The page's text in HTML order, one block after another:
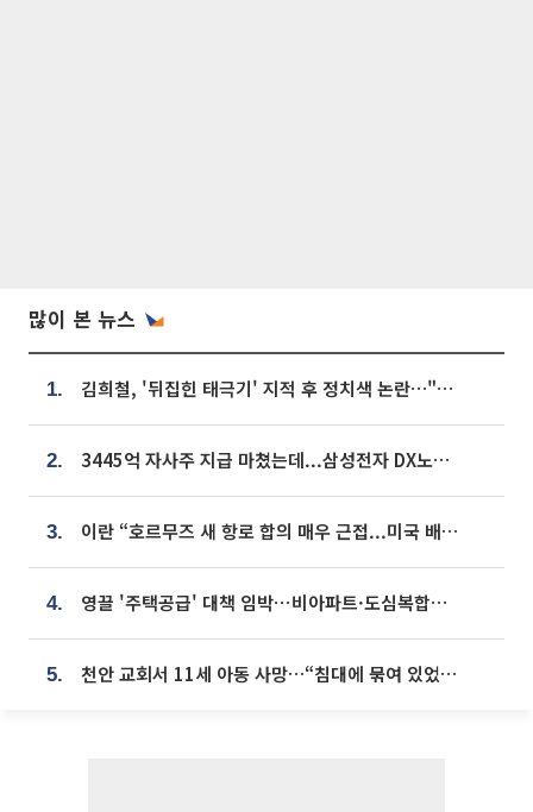
많이 본 뉴스
1. 김희철, '뒤집힌 태극기' 지적 후 정치색 논란…"좌우 떠나 우리나라 국기"
2. 3445억 자사주 지급 마쳤는데...삼성전자 DX노조, 뒤늦은 '떼쓰기 집회'
3. 이란 “호르무즈 새 항로 합의 매우 근접...미국 배상 먼저”
4. 영끌 '주택공급' 대책 임박⋯비아파트·도심복합까지 총동원
5. 천안 교회서 11세 아동 사망…“침대에 묶여 있었다” 진술 확보